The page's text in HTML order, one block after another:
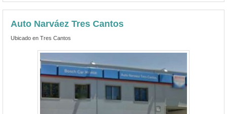
Auto Narváez Tres Cantos
Ubicado en Tres Cantos